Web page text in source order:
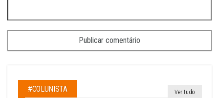
#COLUNISTA Ver tudo